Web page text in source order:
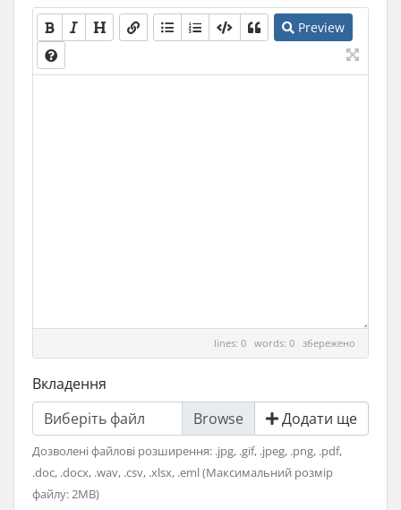
Preview
lines: 0 words: 0 збережено
Вкладення
Виберіть файл
Додати ще
Дозволені файлові розширення: .jpg, .gif, .jpeg, .png, .pdf,
.doc, .docx, .wav, .csv, .xlsx, .eml (Максимальний розмір
файлу: 2MB)